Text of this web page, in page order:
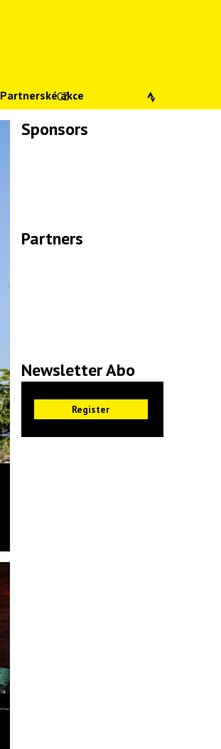
Partnerské akce
CZ
Sponsors
Partners
Newsletter Abo